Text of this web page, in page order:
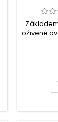
oživené
cukrem.